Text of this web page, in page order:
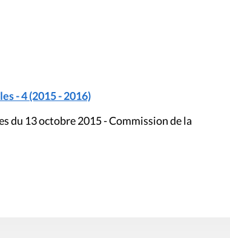
- 4 (2015 - 2016)
du 13 octobre 2015 - Commission de la